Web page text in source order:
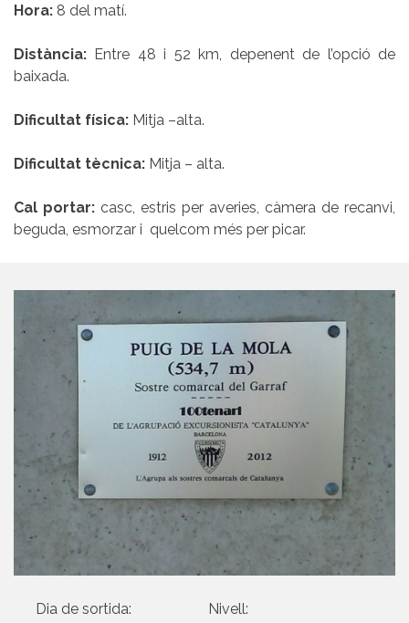
Hora: 8 del matí.
Distància: Entre 48 i 52 km, depenent de l’opció de
baixada.
Dificultat física: Mitja –alta.
Dificultat tècnica: Mitja – alta.
Cal portar: casc, estris per averies, càmera de recanvi,
beguda, esmorzar i quelcom més per picar.
Dia de sortida:
Nivell: